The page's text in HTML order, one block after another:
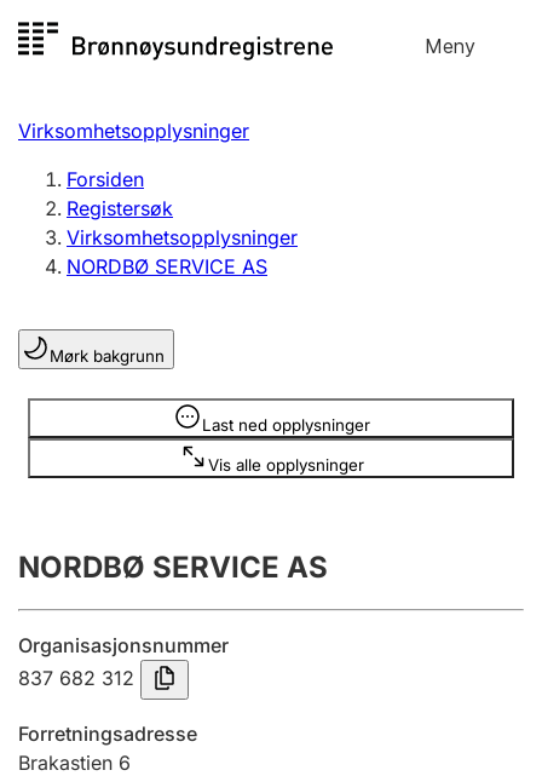
til
Meny
Registersøk
Aksjeselskap
Enkeltpersonforetak
Registrere, endre, slette
Lag og forening
Registrere, endre, slette
Årsregnskap
Innsending og forsinkelsesgebyr
Tinglysing
Virksomhetsopplysninger
Forsiden
Registersøk
Virksomhetsopplysninger
NORDBØ SERVICE AS
Mørk bakgrunn
Last ned opplysninger
Vis alle opplysninger
Opplysninger er skjult
NORDBØ SERVICE AS
Organisasjonsnummer
837 682 312
Forretningsadresse
Brakastien 6